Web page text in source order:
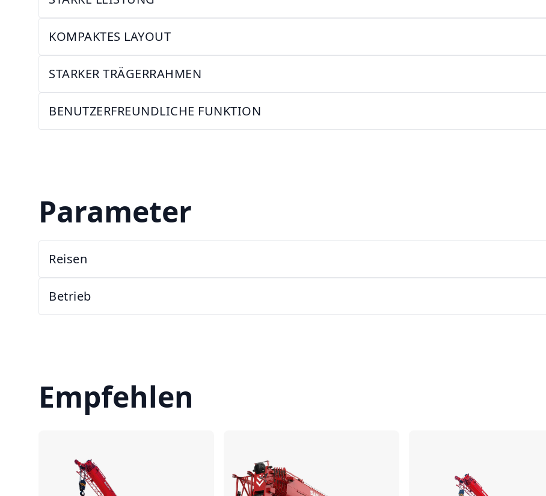
KOMPAKTES LAYOUT
STARKER TRÄGERRAHMEN
BENUTZERFREUNDLICHE FUNKTION
Parameter
Reisen
Betrieb
Empfehlen